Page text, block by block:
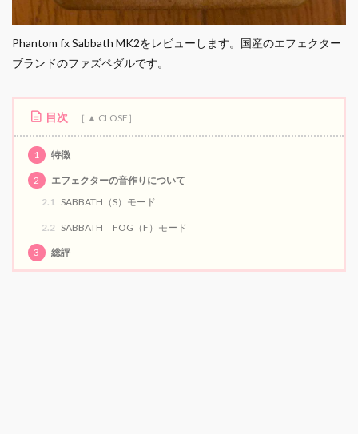
Phantom fx Sabbath MK2をレビューします。国産のエフェクター
ブランドのファズペダルです。
目次
1 特徴
2
エフェクターの音作りについて
2.1 SABBATH（S）モード
2.2 SABBATH FOG（F）モード
3 総評